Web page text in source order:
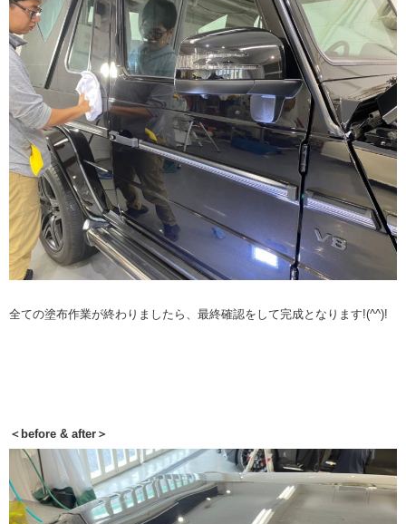
全ての塗布作業が終わりましたら、最終確認をして完成となります!(^^)!
＜before & after＞